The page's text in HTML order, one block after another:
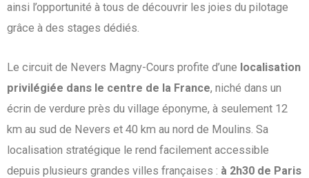
ainsi l’opportunité à tous de découvrir les joies du pilotage
grâce à des stages dédiés.
Le circuit de Nevers Magny-Cours profite d’une localisation
privilégiée dans le centre de la France, niché dans un
écrin de verdure près du village éponyme, à seulement 12
km au sud de Nevers et 40 km au nord de Moulins. Sa
localisation stratégique le rend facilement accessible
depuis plusieurs grandes villes françaises : à 2h30 de Paris